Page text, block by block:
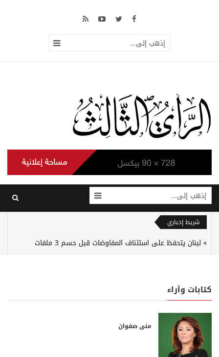
إذهب إلى...
إذهب إلى...
شريط إخباري
لبنان يتحفظ على استئناف المفاوضات قبل حسم 3 ملفات
كتابات وآراء
منى صفوان